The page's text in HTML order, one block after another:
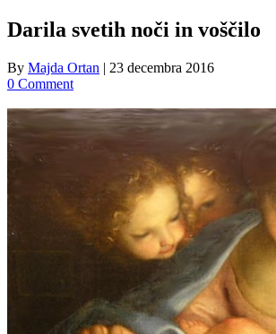
Darila svetih noči in voščilo
By Majda Ortan | 23 decembra 2016
0 Comment